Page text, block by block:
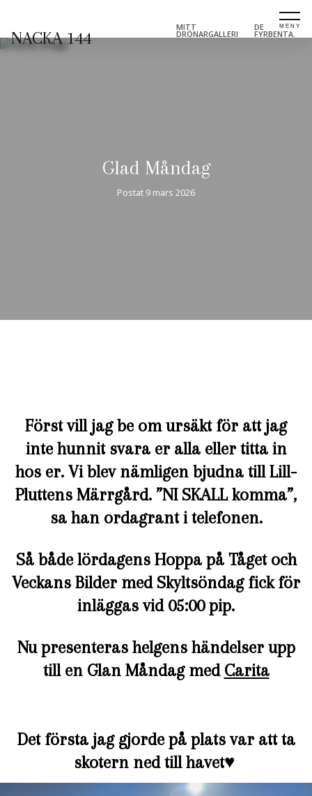
NACKA 144
MITT
DRÖNARGALLERI
DE
FYRBENTA.
Glad Måndag
Postat 9 mars 2026
Först vill jag be om ursäkt för att jag
inte hunnit svara er alla eller titta in
hos er. Vi blev nämligen bjudna till Lill-
Pluttens Märrgård. ”NI SKALL komma”,
sa han ordagrant i telefonen.
Så både lördagens Hoppa på Tåget och
Veckans Bilder med Skyltsöndag fick för
inläggas vid 05:00 pip.
Nu presenteras helgens händelser upp
till en Glan Måndag med Carita
Det första jag gjorde på plats var att ta
skotern ned till havet♥️